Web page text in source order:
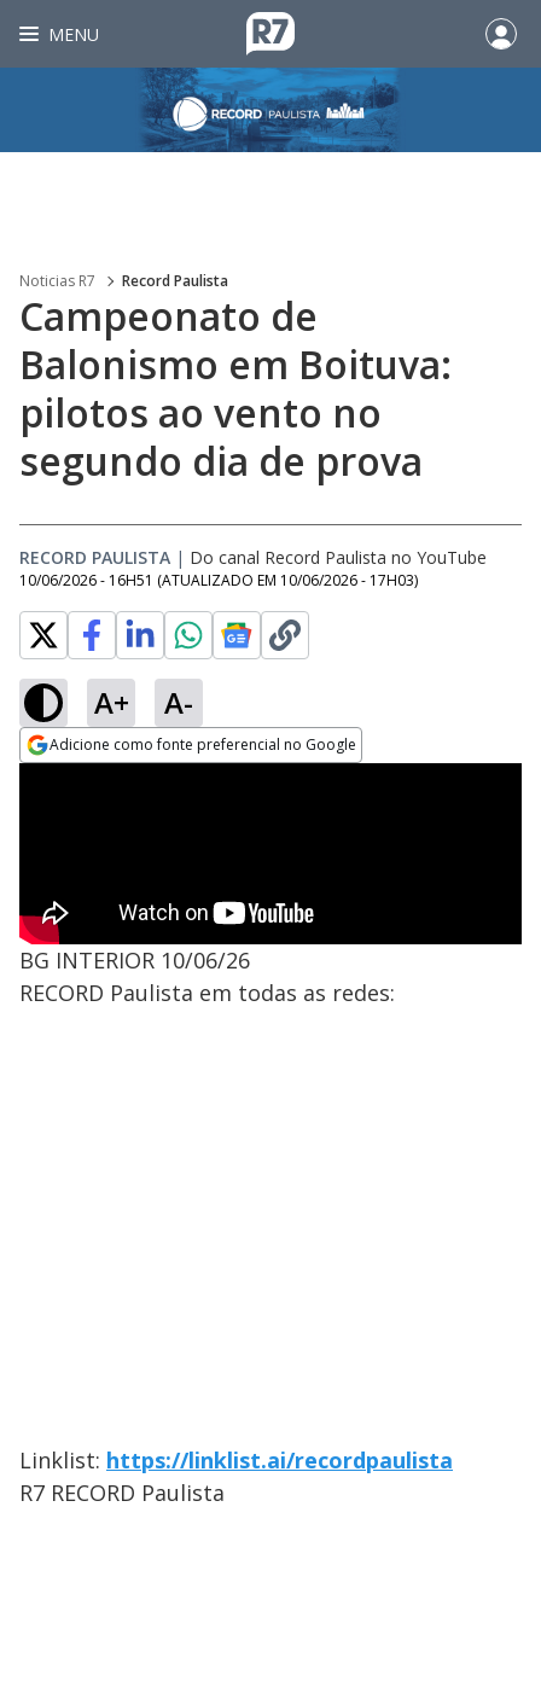
MENU
Noticias R7 Record Paulista
Campeonato de
Balonismo em Boituva:
pilotos ao vento no
segundo dia de prova
RECORD PAULISTA | Do canal Record Paulista no YouTube
10/06/2026 - 16H51 (ATUALIZADO EM 10/06/2026 - 17H03)
A+ A-
Adicione como fonte preferencial no Google
BG INTERIOR 10/06/26
RECORD Paulista em todas as redes:
Linklist: https://linklist.ai/recordpaulista
R7 RECORD Paulista